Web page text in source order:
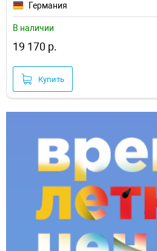
Германия
В наличии
19 170 р.
Купить